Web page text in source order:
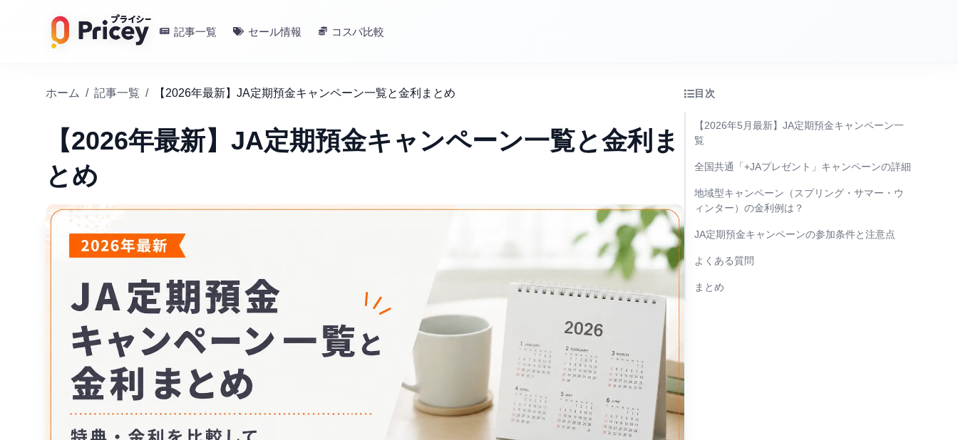
記事一覧 セール情報 コスパ比較
ホーム / 記事一覧 / 【2026年最新】JA定期預金キャンペーン一覧と金利まとめ
【2026年最新】JA定期預金キャンペーン一覧と金利ま
とめ
目次
【2026年5月最新】JA定期預金キャンペーン一
覧
全国共通「+JAプレゼント」キャンペーンの詳細
地域型キャンペーン（スプリング・サマー・ウ
ィンター）の金利例は？
JA定期預金キャンペーンの参加条件と注意点
よくある質問
まとめ